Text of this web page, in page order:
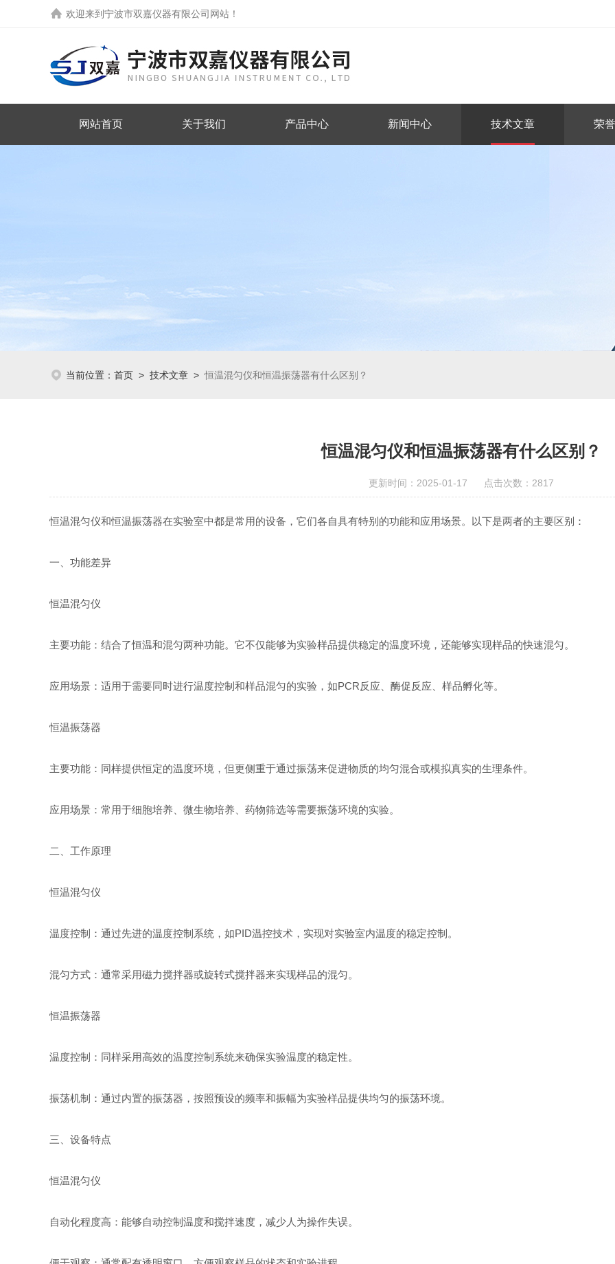
欢迎来到 宁波市双嘉仪器有限公司网站 ！
网站首页 关于我们 产品中心 新闻中心 技术文章 荣
当前位置： 首页 > 技术文章 >恒温混匀仪和恒温振荡器有什么区别？
恒温混匀仪和恒温振荡器有什么区别？
更新时间：2025-01-17 点击次数：2817
恒温混匀仪和恒温振荡器在实验室中都是常用的设备，它们各自具有特别的功能和应用场景。以下是两者的主要区别：
一、功能差异
恒温混匀仪
主要功能：结合了恒温和混匀两种功能。它不仅能够为实验样品提供稳定的温度环境，还能够实现样品的快速混匀。
应用场景：适用于需要同时进行温度控制和样品混匀的实验，如PCR反应、酶促反应、样品孵化等。
恒温振荡器
主要功能：同样提供恒定的温度环境，但更侧重于通过振荡来促进物质的均匀混合或模拟真实的生理条件。
应用场景：常用于细胞培养、微生物培养、药物筛选等需要振荡环境的实验。
二、工作原理
恒温混匀仪
温度控制：通过先进的温度控制系统，如PID温控技术，实现对实验室内温度的稳定控制。
混匀方式：通常采用磁力搅拌器或旋转式搅拌器来实现样品的混匀。
恒温振荡器
温度控制：同样采用高效的温度控制系统来确保实验温度的稳定性。
振荡机制：通过内置的振荡器，按照预设的频率和振幅为实验样品提供均匀的振荡环境。
三、设备特点
恒温混匀仪
自动化程度高：能够自动控制温度和搅拌速度，减少人为操作失误。